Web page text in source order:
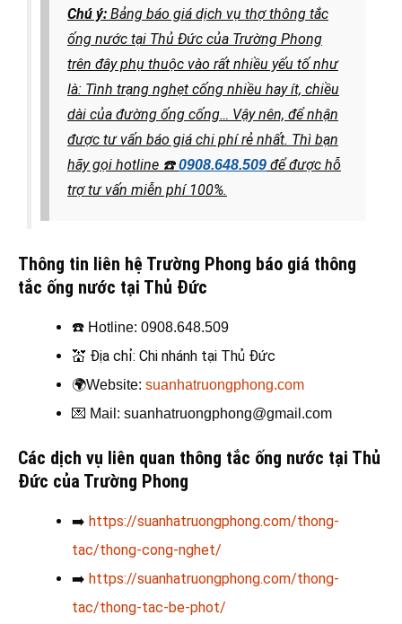
Chú ý: Bảng báo giá dịch vụ thợ thông tắc
ống nước tại Thủ Đức của Trường Phong
trên đây phụ thuộc vào rất nhiều yếu tố như
là: Tình trạng nghẹt cống nhiều hay ít, chiều
dài của đường ống cống… Vậy nên, để nhận
được tư vấn báo giá chi phí rẻ nhất. Thì bạn
hãy gọi hotline ☎️0908.648.509 để được hỗ
trợ tư vấn miễn phí 100%.
Thông tin liên hệ Trường Phong báo giá thông
tắc ống nước tại Thủ Đức
☎️ Hotline: 0908.648.509
💒 Địa chỉ: Chi nhánh tại Thủ Đức
🌍Website: suanhatruongphong.com
💌 Mail: suanhatruongphong@gmail.com
Các dịch vụ liên quan thông tắc ống nước tại Thủ
Đức của Trường Phong
➡️ https://suanhatruongphong.com/thong-
tac/thong-cong-nghet/
➡️ https://suanhatruongphong.com/thong-
tac/thong-tac-be-phot/